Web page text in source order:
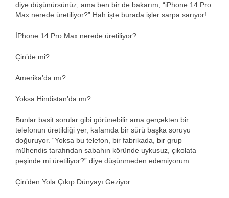
diye düşünürsünüz, ama ben bir de bakarım, “iPhone 14 Pro
Max nerede üretiliyor?” Hah işte burada işler sarpa sarıyor!
İPhone 14 Pro Max nerede üretiliyor?
Çin’de mi?
Amerika’da mı?
Yoksa Hindistan’da mı?
Bunlar basit sorular gibi görünebilir ama gerçekten bir
telefonun üretildiği yer, kafamda bir sürü başka soruyu
doğuruyor. “Yoksa bu telefon, bir fabrikada, bir grup
mühendis tarafından sabahın köründe uykusuz, çikolata
peşinde mi üretiliyor?” diye düşünmeden edemiyorum.
Çin’den Yola Çıkıp Dünyayı Geziyor